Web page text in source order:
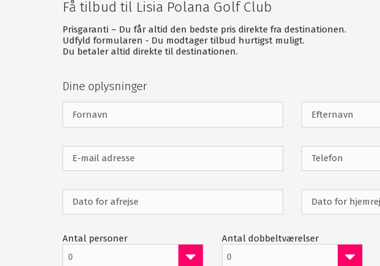
Chipping- & putting green
Klubhus
Få tilbud til Lisia Polana Golf Club
Prisgaranti – Du får altid den bedste pris direkte fra destinationen.
Udfyld formularen - Du modtager tilbud hurtigst muligt.
Du betaler altid direkte til destinationen.
Dine oplysninger
Antal personer
0
Antal dobbeltværelser
0